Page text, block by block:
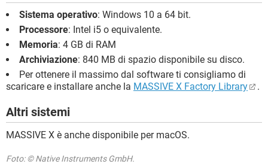
Sistema operativo: Windows 10 a 64 bit.
Processore: Intel i5 o equivalente.
Memoria: 4 GB di RAM
Archiviazione: 840 MB di spazio disponibile su disco.
Per ottenere il massimo dal software ti consigliamo di
scaricare e installare anche la MASSIVE X Factory Library .
Altri sistemi
MASSIVE X è anche disponibile per macOS.
Foto: © Native Instruments GmbH.